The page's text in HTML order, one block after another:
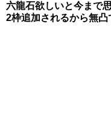
六龍石欲しいと今まで
2枠追加されるから無凸